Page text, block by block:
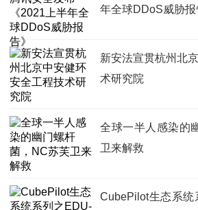
年全球DDoS威胁报
新安法宣贯杭州北
术研究院
全球一半人感染的
卫来解救
CubePilot生态系统